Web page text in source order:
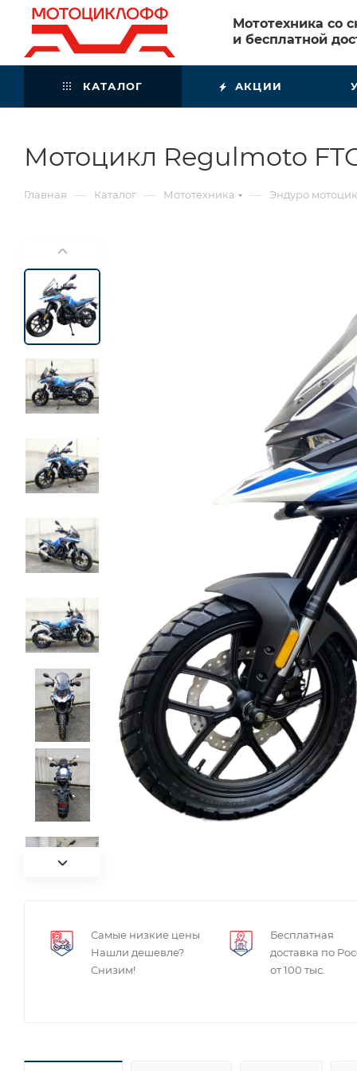
Мототехника со
и бесплатной
КАТАЛОГ АКЦИИ
Мотоцикл Regulmoto
Главная — Каталог — Мототехника — Эндуро
Самые низкие цены
Нашли дешевле?
Снизим!
Бесплатная
доставка по
от 100 тыс.